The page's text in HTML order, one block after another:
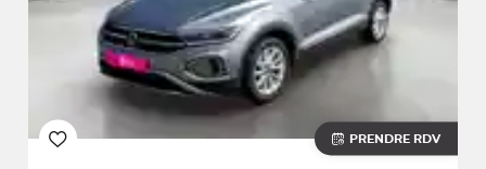
PRENDRE RDV